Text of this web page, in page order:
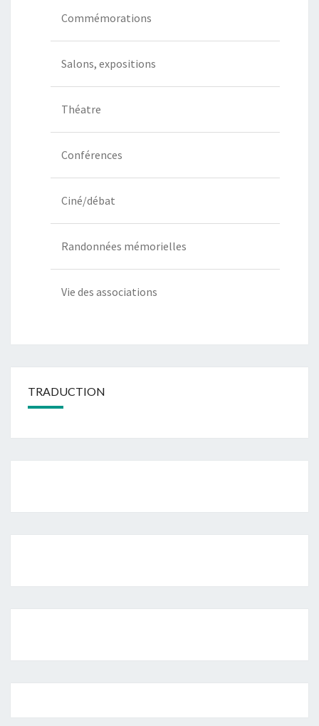
Commémorations
Salons, expositions
Théatre
Conférences
Ciné/débat
Randonnées mémorielles
Vie des associations
TRADUCTION